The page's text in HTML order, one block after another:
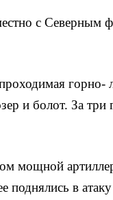
с Северным
горно-
и болот. За три
мощной
поднялись в